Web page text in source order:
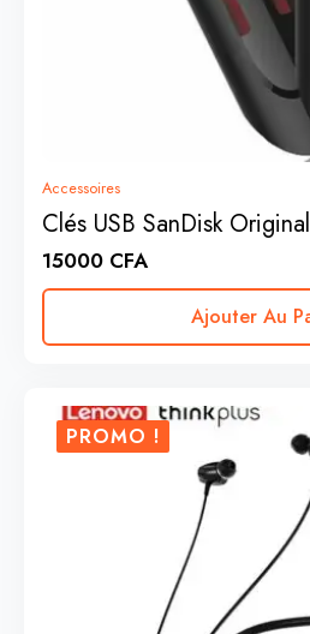
Accessoires
Clés USB SanDisk
15000 CFA
Ajouter Au
PROMO !